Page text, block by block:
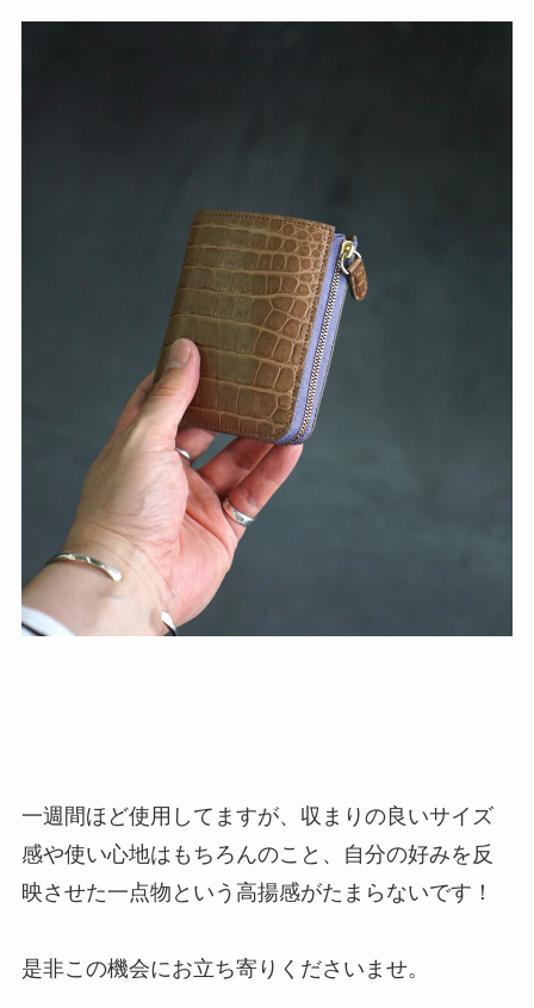
一週間ほど使用してますが、収まりの良いサイズ
感や使い心地はもちろんのこと、自分の好みを反
映させた一点物という高揚感がたまらないです！
是非この機会にお立ち寄りくださいませ。